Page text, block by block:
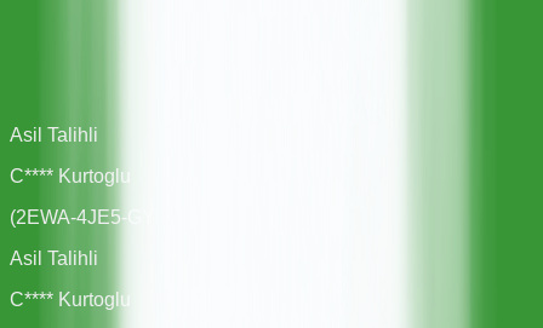
Asil Talihli
C**** Kurtoglu
(2EWA-4JE5-GYPV
Asil Talihli
C**** Kurtoglu